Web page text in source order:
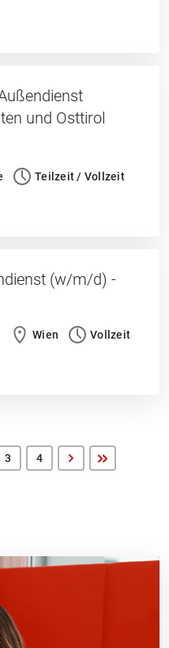
und Osttirol
Teilzeit / Vollzeit
(w/m/d) -
Wien Vollzeit
3 4